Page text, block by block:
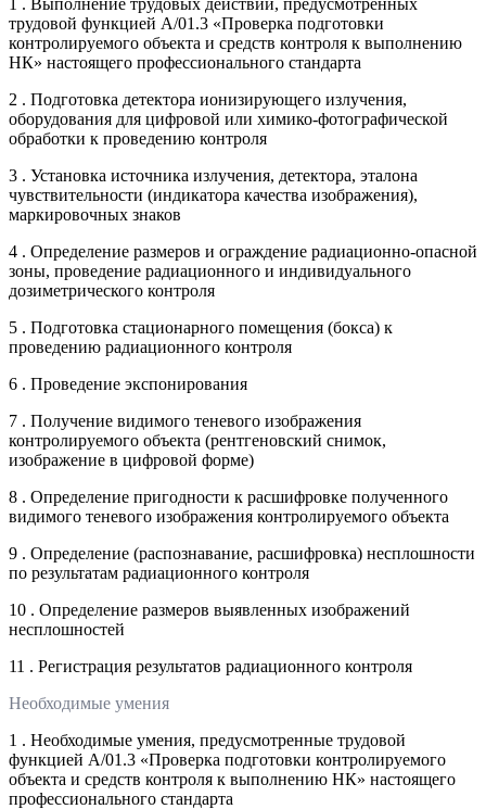
трудовой функцией А/01.3 «Проверка подготовки
контролируемого объекта и средств контроля к выполнению
НК» настоящего профессионального стандарта
2 . Подготовка детектора ионизирующего излучения,
оборудования для цифровой или химико-фотографической
обработки к проведению контроля
3 . Установка источника излучения, детектора, эталона
чувствительности (индикатора качества изображения),
маркировочных знаков
4 . Определение размеров и ограждение радиационно-опасной
зоны, проведение радиационного и индивидуального
дозиметрического контроля
5 . Подготовка стационарного помещения (бокса) к
проведению радиационного контроля
6 . Проведение экспонирования
7 . Получение видимого теневого изображения
контролируемого объекта (рентгеновский снимок,
изображение в цифровой форме)
8 . Определение пригодности к расшифровке полученного
видимого теневого изображения контролируемого объекта
9 . Определение (распознавание, расшифровка) несплошности
по результатам радиационного контроля
10 . Определение размеров выявленных изображений
несплошностей
11 . Регистрация результатов радиационного контроля
Необходимые умения
1 . Необходимые умения, предусмотренные трудовой
функцией А/01.3 «Проверка подготовки контролируемого
объекта и средств контроля к выполнению НК» настоящего
профессионального стандарта